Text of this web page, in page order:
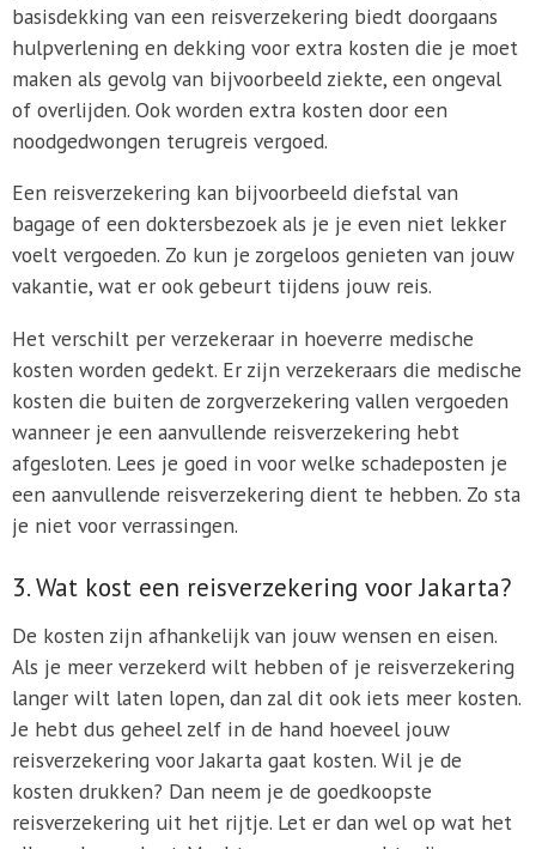
basisdekking van een reisverzekering biedt doorgaans
hulpverlening en dekking voor extra kosten die je moet
maken als gevolg van bijvoorbeeld ziekte, een ongeval
of overlijden. Ook worden extra kosten door een
noodgedwongen terugreis vergoed.
Een reisverzekering kan bijvoorbeeld diefstal van
bagage of een doktersbezoek als je je even niet lekker
voelt vergoeden. Zo kun je zorgeloos genieten van jouw
vakantie, wat er ook gebeurt tijdens jouw reis.
Het verschilt per verzekeraar in hoeverre medische
kosten worden gedekt. Er zijn verzekeraars die medische
kosten die buiten de zorgverzekering vallen vergoeden
wanneer je een aanvullende reisverzekering hebt
afgesloten. Lees je goed in voor welke schadeposten je
een aanvullende reisverzekering dient te hebben. Zo sta
je niet voor verrassingen.
3. Wat kost een reisverzekering voor Jakarta?
De kosten zijn afhankelijk van jouw wensen en eisen.
Als je meer verzekerd wilt hebben of je reisverzekering
langer wilt laten lopen, dan zal dit ook iets meer kosten.
Je hebt dus geheel zelf in de hand hoeveel jouw
reisverzekering voor Jakarta gaat kosten. Wil je de
kosten drukken? Dan neem je de goedkoopste
reisverzekering uit het rijtje. Let er dan wel op wat het